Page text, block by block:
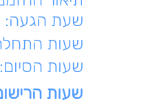
שעת הגעה:
שעות
שעות הסיום:
שעות